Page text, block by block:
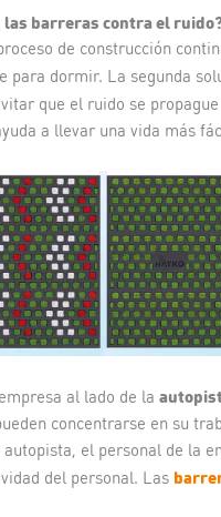
las barreras contra el
de construcción
para dormir. La segunda
que el ruido se
a llevar una vida más
al lado de la
concentrarse en su
el personal de la
del personal. Las